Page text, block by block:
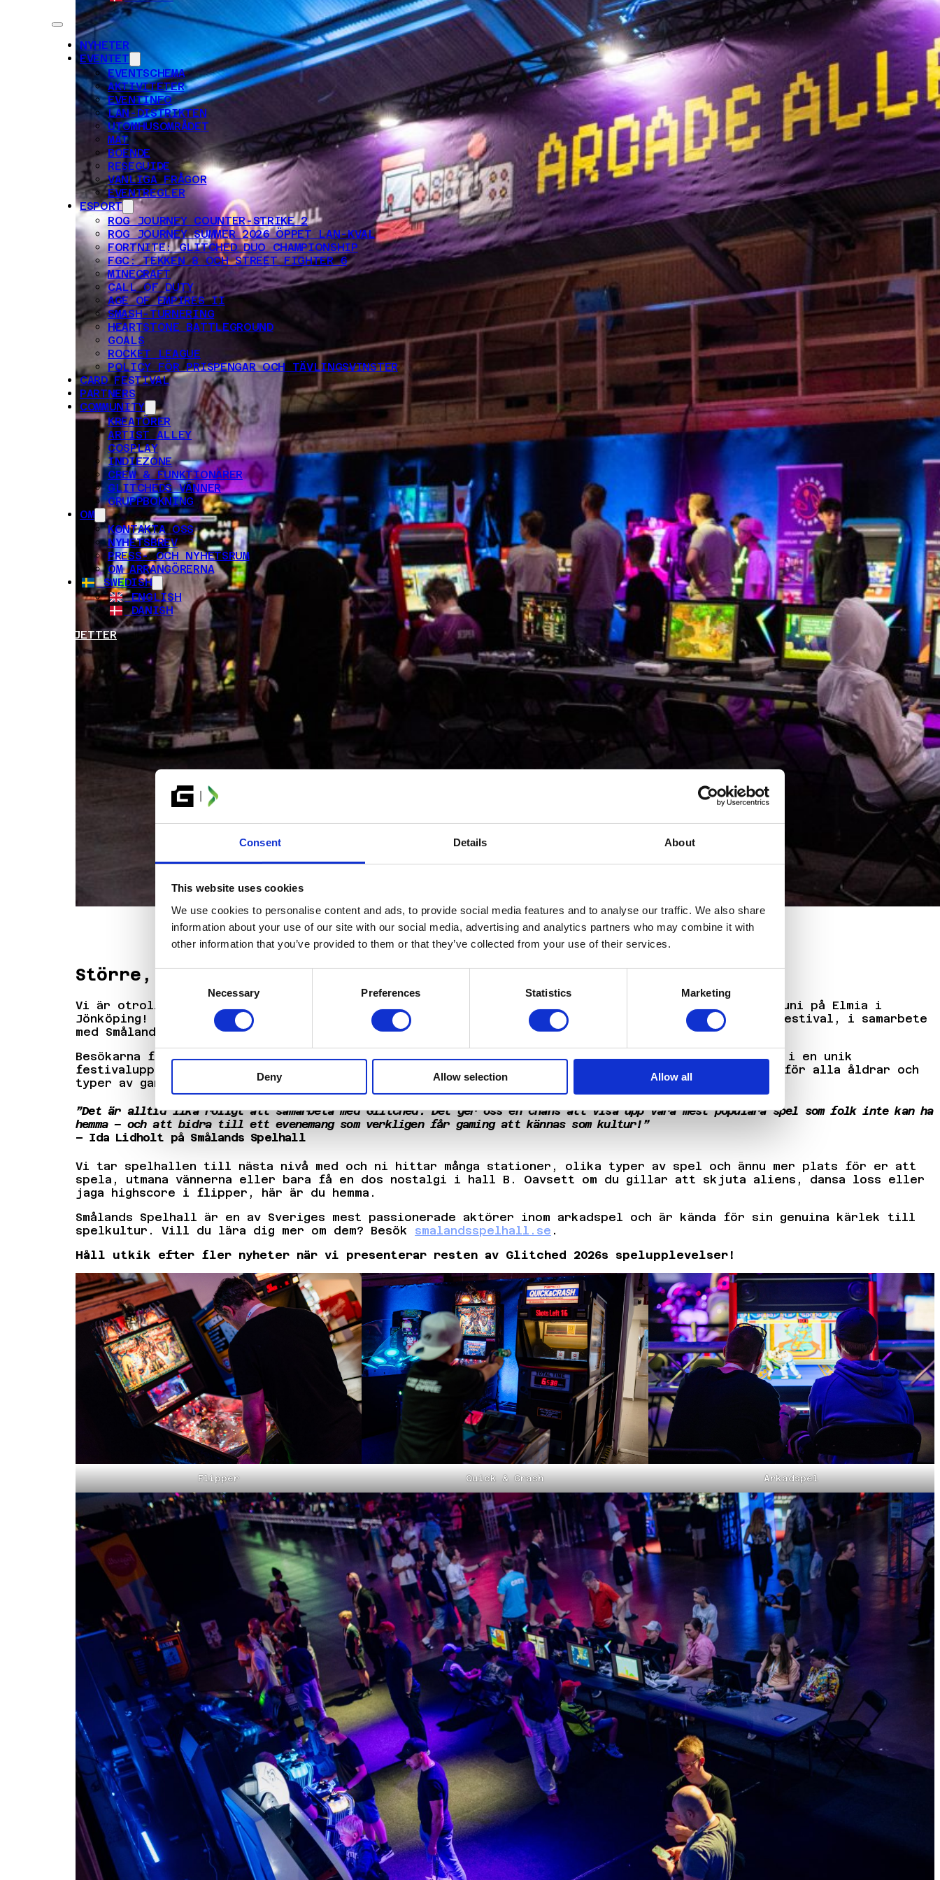
Consent Details About
This website uses cookies
We use cookies to personalise content and ads, to provide social media features and to analyse our traffic. We also share
information about your use of our site with our social media, advertising and analytics partners who may combine it with
other information that you’ve provided to them or that they’ve collected from your use of their services.
Necessary Preferences Statistics Marketing
Deny Allow selection Allow all
NYHETER
EVENTET
EVENTSCHEMA
AKTIVITETER
EVENTINFO
LAN-DISTRIKTEN
UTOMHUSOMRÅDET
MAT
BOENDE
RESEGUIDE
VANLIGA FRÅGOR
EVENTREGLER
ESPORT
ROG JOURNEY COUNTER-STRIKE 2
ROG JOURNEY SUMMER 2026 ÖPPET LAN-KVAL
FORTNITE: GLITCHED DUO CHAMPIONSHIP
FGC: TEKKEN 8 OCH STREET FIGHTER 6
MINECRAFT
CALL OF DUTY
AGE OF EMPIRES II
SMASH-TURNERING
HEARTSTONE BATTLEGROUND
GOALS
ROCKET LEAGUE
POLICY FÖR PRISPENGAR OCH TÄVLINGSVINSTER
CARD FESTIVAL
PARTNERS
COMMUNITY
KREATÖRER
ARTIST ALLEY
COSPLAY
INDIEZONE
CREW & FUNKTIONÄRER
GLITCHEDS VÄNNER
GRUPPBOKNING
OM
KONTAKTA OSS
NYHETSBREV
PRESS- OCH NYHETSRUM
OM ARRANGÖRERNA
SWEDISH
ENGLISH
DANISH
BILJETTER
Större, bättre och fulladdad med nostalgi och spelglädje!
Vi är otroligt glada att kunna meddela att Smålands Spelhall återvänder till Glitched 2026, 12–15 juni på Elmia i
Jönköping! Efter succén 2025 tar vi nu steget upp och presenterar Sveriges största spelhall på en festival, i samarbete
med Smålands Spelhall.
Besökarna får uppleva en fullspäckad mix av spelglädje där klassiker och moderna favoriter blandas i en unik
festivalupplevelse. Från retrospel till dans, racing, prickskytte och flipperspel, här finns något för alla åldrar och
typer av gamers.
”Det är alltid lika roligt att samarbeta med Glitched. Det ger oss en chans att visa upp våra mest populära spel som folk inte kan ha
hemma – och att bidra till ett evenemang som verkligen får gaming att kännas som kultur!”
– Ida Lidholt på Smålands Spelhall
Vi tar spelhallen till nästa nivå med och ni hittar många stationer, olika typer av spel och ännu mer plats för er att
spela, utmana vännerna eller bara få en dos nostalgi i hall B. Oavsett om du gillar att skjuta aliens, dansa loss eller
jaga highscore i flipper, här är du hemma.
Smålands Spelhall är en av Sveriges mest passionerade aktörer inom arkadspel och är kända för sin genuina kärlek till
spelkultur. Vill du lära dig mer om dem? Besök smalandsspelhall.se .
Håll utkik efter fler nyheter när vi presenterar resten av Glitched 2026s spelupplevelser!
Flipper Quick & Crash Arkadspel